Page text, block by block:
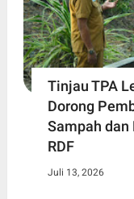
Tinjau TPA
Dorong
Sampah
RDF
Juli 13, 2026